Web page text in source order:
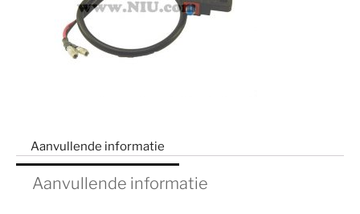
Aanvullende informatie
Aanvullende informatie